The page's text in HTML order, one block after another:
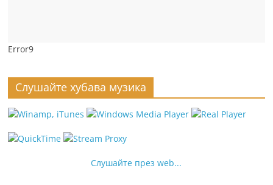
Error9
Слушайте хубава музика
Слушайте през web...